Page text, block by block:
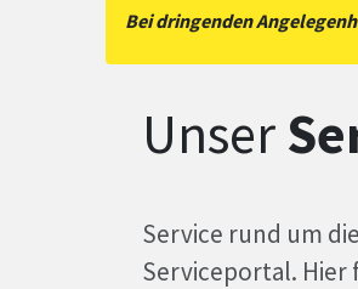
Bei dringenden
Unser
Service rund um
Serviceportal. Hier